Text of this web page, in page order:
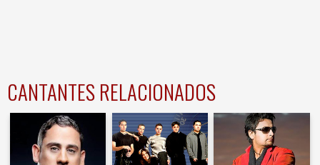
CANTANTES RELACIONADOS